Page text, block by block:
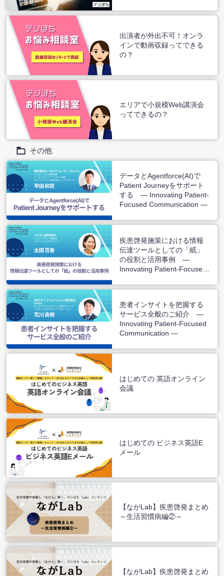
出演者が外出不可！オンラ
インで動画収録ってできる
の？
エリアで小規模Web講演会
ってできるの？
その他
データとAgentforce(AI)で
Patient Journeyをサポート
する ― Innovating Patient-
Focused Communication ―
疾患啓発施策における情報
伝達ツールとしての「紙」
の役割と活用事例 ―
Innovating Patient-Focused
患者インサイトを把握する
サービス全般のご紹介 ―
Innovating Patient-Focused
Communication ―
はじめての 英語オンライン
会議
はじめての ビジネス英語E
メール
【ながLab】疾患啓発まとめ
～生活習慣病編②～
【ながLab】疾患啓発まとめ